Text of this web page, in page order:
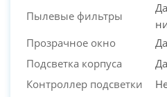
Пылевые фильтры
Прозрачное окно
Да
Подсветка корпуса
Да
Контроллер подсветки